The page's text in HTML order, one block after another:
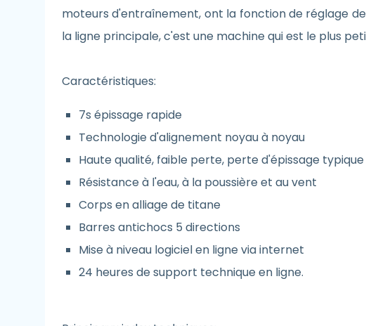
moteurs d'entraînement, ont la fonction de réglage
la ligne principale, c'est une machine qui est le plus
Caractéristiques:
7s épissage rapide
Technologie d'alignement noyau à noyau
Haute qualité, faible perte, perte d'épissage typique
Résistance à l'eau, à la poussière et au vent
Corps en alliage de titane
Barres antichocs 5 directions
Mise à niveau logiciel en ligne via internet
24 heures de support technique en ligne.